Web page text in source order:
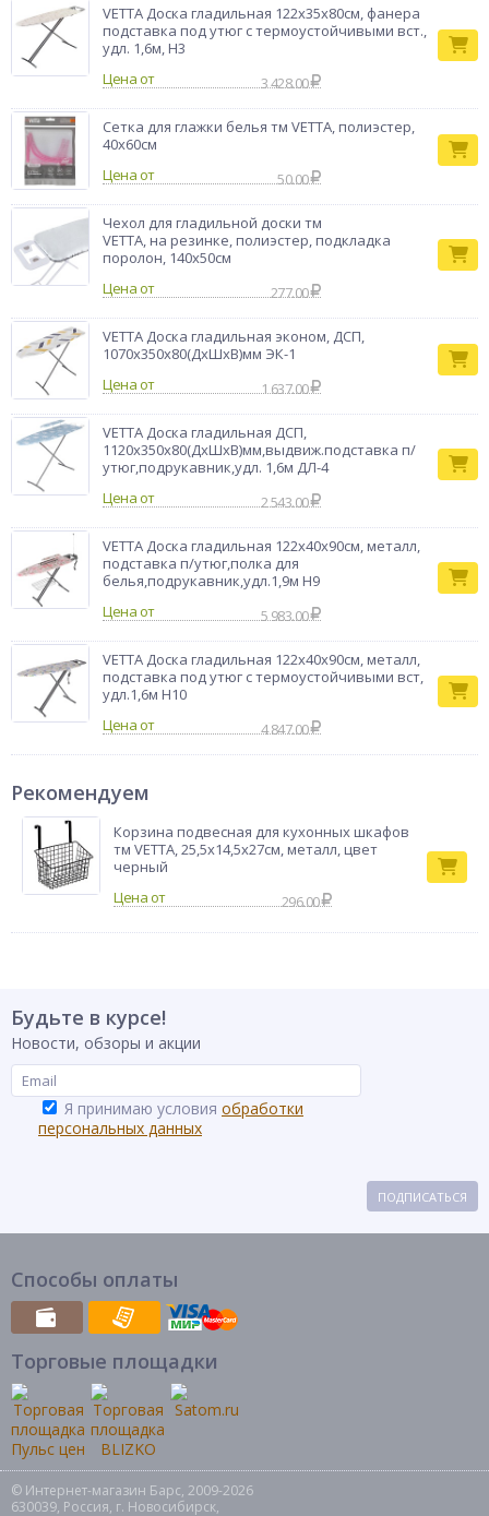
VETTA Доска гладильная 122х35х80см, фанера
подставка под утюг с термоустойчивыми вст.,
удл. 1,6м, Н3
Цена от
3 428.00
Сетка для глажки белья тм VETTA, полиэстер,
40х60см
Цена от
50.00
Чехол для гладильной доски тм
VETTA, на резинке, полиэстер, подкладка
поролон, 140х50см
Цена от
277.00
VETTA Доска гладильная эконом, ДСП,
1070х350х80(ДхШхВ)мм ЭК-1
Цена от
1 637.00
VETTA Доска гладильная ДСП,
1120х350х80(ДхШхВ)мм,выдвиж.подставка п/
утюг,подрукавник,удл. 1,6м ДЛ-4
Цена от
2 543.00
VETTA Доска гладильная 122х40х90см, металл,
подставка п/утюг,полка для
белья,подрукавник,удл.1,9м Н9
Цена от
5 983.00
VETTA Доска гладильная 122х40х90см, металл,
подставка под утюг с термоустойчивыми вст,
удл.1,6м Н10
Цена от
4 847.00
Рекомендуем
Корзина подвесная для кухонных шкафов
тм VETTA, 25,5х14,5х27см, металл, цвет
черный
296.00
Будьте в курсе!
Новости, обзоры и акции
Я принимаю условия обработки
персональных данных
ПОДПИСАТЬСЯ
Способы оплаты
Торговые площадки
© Интернет-магазин Барс, 2009-2026
630039, Россия, г. Новосибирск,